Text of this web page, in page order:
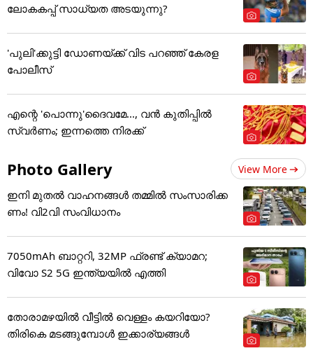
ലോകകപ്പ് സാധ്യത അടയുന്നു?
'പുലി'ക്കുട്ടി ഡോണയ്ക്ക് വിട പറഞ്ഞ് കേരള
പോലീസ്
എന്റെ 'പൊന്നു'ദൈവമേ..., വൻ കുതിപ്പിൽ
സ്വർണം; ഇന്നത്തെ നിരക്ക്
Photo Gallery View More
ഇനി മുതൽ വാഹനങ്ങൾ തമ്മിൽ സംസാരിക്ക
ണം! വി2വി സംവിധാനം
7050mAh ബാറ്ററി, 32MP ഫ്രണ്ട് ക്യാമറ;
വിവോ S2 5G ഇന്ത്യയിൽ എത്തി
തോരാമഴയിൽ വീട്ടിൽ വെള്ളം കയറിയോ?
തിരികെ മടങ്ങുമ്പോൾ ഇക്കാര്യങ്ങൾ